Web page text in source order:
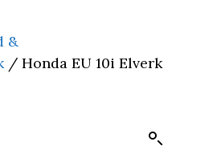
&
/ Honda EU 10i Elverk